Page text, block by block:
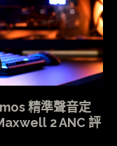
精準聲音定
2 ANC 評